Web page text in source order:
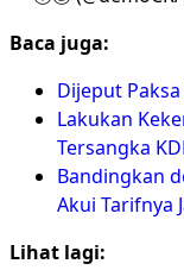
Baca juga:
Dijeput
Lakukan
Tersangka
Bandingkan
Akui Tarifnya
Lihat lagi: